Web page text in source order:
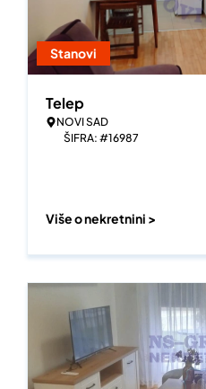
Stanovi
Telep
NOVI SAD
ŠIFRA: #16987
Više o nekretnini >